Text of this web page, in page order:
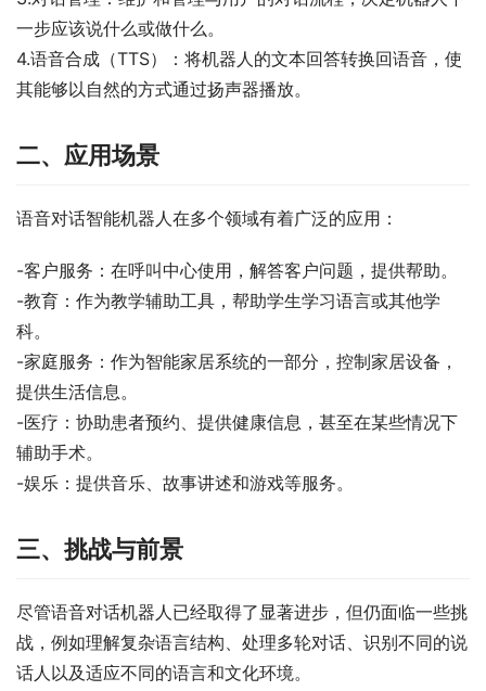
一步应该说什么或做什么。
4.语音合成（TTS）：将机器人的文本回答转换回语音，使
其能够以自然的方式通过扬声器播放。
二、应用场景
语音对话智能机器人在多个领域有着广泛的应用：
-客户服务：在呼叫中心使用，解答客户问题，提供帮助。
-教育：作为教学辅助工具，帮助学生学习语言或其他学
科。
-家庭服务：作为智能家居系统的一部分，控制家居设备，
提供生活信息。
-医疗：协助患者预约、提供健康信息，甚至在某些情况下
辅助手术。
-娱乐：提供音乐、故事讲述和游戏等服务。
三、挑战与前景
尽管语音对话机器人已经取得了显著进步，但仍面临一些挑
战，例如理解复杂语言结构、处理多轮对话、识别不同的说
话人以及适应不同的语言和文化环境。